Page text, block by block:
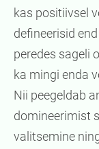
kas positiivsel
defineerisid
peredes sageli
ka mingi enda
Nii peegeldab
domineerimist
valitsemine